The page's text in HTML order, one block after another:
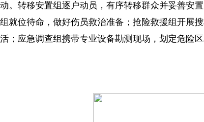
动。转移安置组逐户动员，有序转移群众并妥善安
组就位待命，做好伤员救治准备；抢险救援组开展
活；应急调查组携带专业设备勘测现场，划定危险